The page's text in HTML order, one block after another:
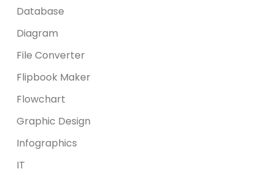
Database
Diagram
File Converter
Flipbook Maker
Flowchart
Graphic Design
Infographics
IT